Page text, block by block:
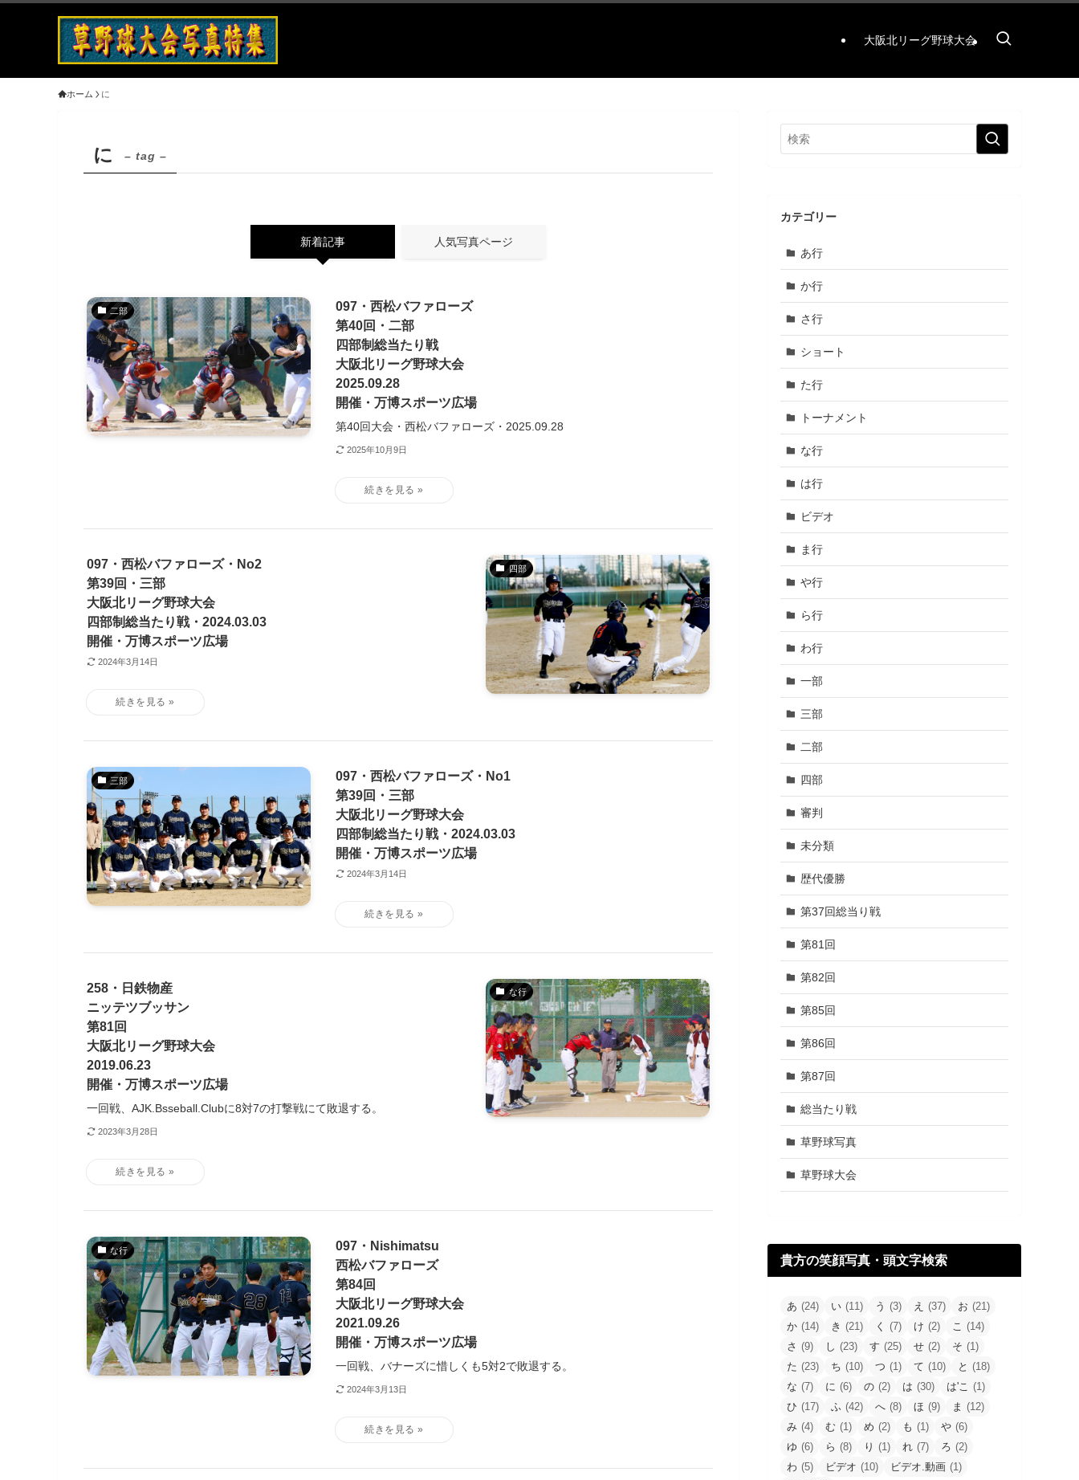
大阪北リーグ野球大会
ホーム に
に – tag –
新着記事 人気写真ページ
二部
097・西松バファローズ
第40回・二部
四部制総当たり戦
大阪北リーグ野球大会
2025.09.28
開催・万博スポーツ広場
第40回大会・西松バファローズ・2025.09.28
2025年10月9日
四部
097・西松バファローズ・No2
第39回・三部
大阪北リーグ野球大会
四部制総当たり戦・2024.03.03
開催・万博スポーツ広場
2024年3月14日
三部
097・西松バファローズ・No1
第39回・三部
大阪北リーグ野球大会
四部制総当たり戦・2024.03.03
開催・万博スポーツ広場
2024年3月14日
な行
258・日鉄物産
ニッテツブッサン
第81回
大阪北リーグ野球大会
2019.06.23
開催・万博スポーツ広場
一回戦、AJK.Bsseball.Clubに8対7の打撃戦にて敗退する。
2023年3月28日
な行
097・Nishimatsu
西松バファローズ
第84回
大阪北リーグ野球大会
2021.09.26
開催・万博スポーツ広場
一回戦、バナーズに惜しくも5対2で敗退する。
2024年3月13日
カテゴリー
あ行
か行
さ行
ショート
た行
トーナメント
な行
は行
ビデオ
ま行
や行
ら行
わ行
一部
三部
二部
四部
審判
未分類
歴代優勝
第37回総当り戦
第81回
第82回
第85回
第86回
第87回
総当たり戦
草野球写真
草野球大会
貴方の笑顔写真・頭文字検索
あ (24) い (11) う (3) え (37) お (21)
か (14) き (21) く (7) け (2) こ (14)
さ (9) し (23) す (25) せ (2) そ (1)
た (23) ち (10) つ (1) て (10) と (18)
な (7) に (6) の (2) は (30) は'こ (1)
ひ (17) ふ (42) へ (8) ほ (9) ま (12)
み (4) む (1) め (2) も (1) や (6)
ゆ (6) ら (8) り (1) れ (7) ろ (2)
わ (5) ビデオ (10) ビデオ.動画 (1)